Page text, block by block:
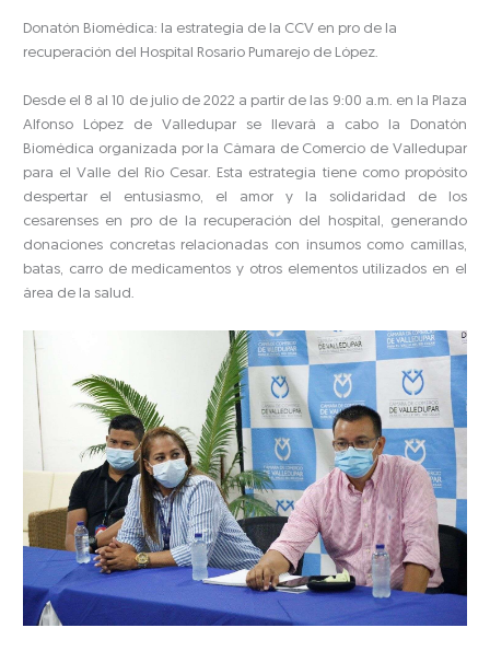
Donatón Biomédica: la estrategia de la CCV en pro de la
recuperación del Hospital Rosario Pumarejo de López.
Desde el 8 al 10 de julio de 2022 a partir de las 9:00 a.m. en la Plaza
Alfonso López de Valledupar se llevará a cabo la Donatón
Biomédica organizada por la Cámara de Comercio de Valledupar
para el Valle del Río Cesar. Esta estrategia tiene como propósito
despertar el entusiasmo, el amor y la solidaridad de los
cesarenses en pro de la recuperación del hospital, generando
donaciones concretas relacionadas con insumos como camillas,
batas, carro de medicamentos y otros elementos utilizados en el
área de la salud.